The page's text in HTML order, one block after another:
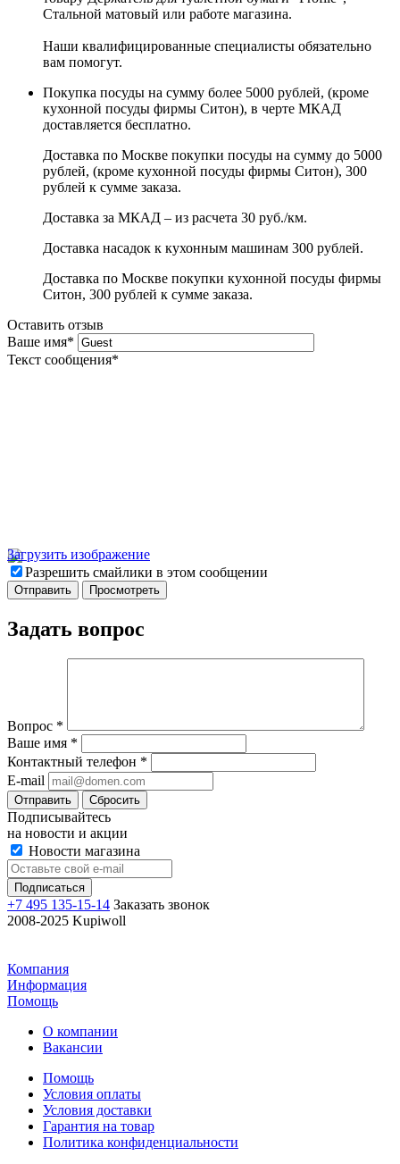
Стальной матовый или работе магазина.
Наши квалифицированные специалисты обязательно
вам помогут.
Покупка посуды на сумму более 5000 рублей, (кроме
кухонной посуды фирмы Ситон), в черте МКАД
доставляется бесплатно.
Доставка по Москве покупки посуды на сумму до 5000
рублей, (кроме кухонной посуды фирмы Ситон), 300
рублей к сумме заказа.
Доставка за МКАД – из расчета 30 руб./км.
Доставка насадок к кухонным машинам 300 рублей.
Доставка по Москве покупки кухонной посуды фирмы
Ситон, 300 рублей к сумме заказа.
Оставить отзыв
Ваше имя*
Текст сообщения*
Загрузить изображение
Разрешить смайлики в этом сообщении
Задать вопрос
Вопрос *
Ваше имя *
Контактный телефон *
E-mail
Отправить Сбросить
Подписывайтесь
на новости и акции
Новости магазина
+7 495 135-15-14 Заказать звонок
2008-2025 Kupiwoll
Компания
Информация
Помощь
О компании
Вакансии
Помощь
Условия оплаты
Условия доставки
Гарантия на товар
Политика конфиденциальности